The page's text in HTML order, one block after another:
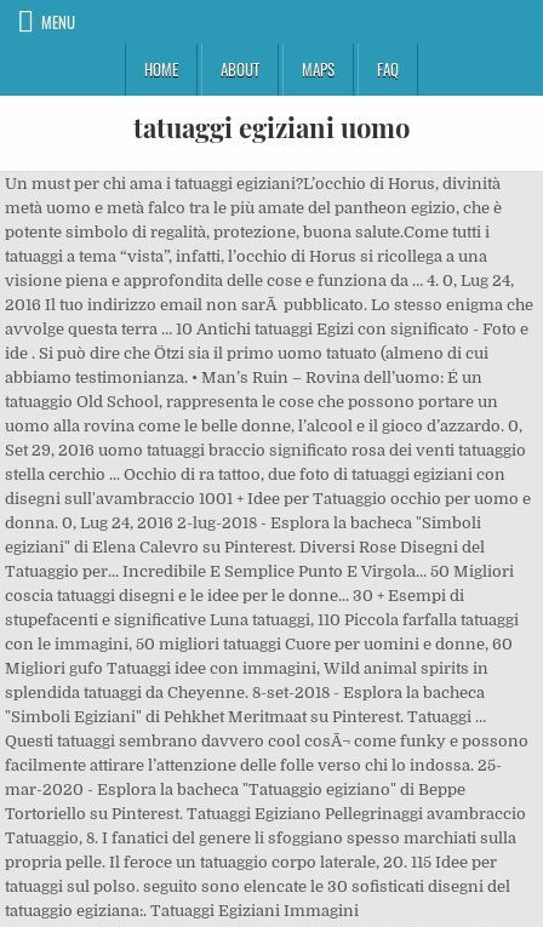
MENU
HOME
ABOUT MAPS FAQ
tatuaggi egiziani uomo
Un must per chi ama i tatuaggi egiziani?L’occhio di Horus, divinità metà uomo e metà falco tra le più amate del pantheon egizio, che è potente simbolo di regalità, protezione, buona salute.Come tutti i tatuaggi a tema “vista”, infatti, l’occhio di Horus si ricollega a una visione piena e approfondita delle cose e funziona da … 4. 0, Lug 24, 2016 Il tuo indirizzo email non sarÃ pubblicato. Lo stesso enigma che avvolge questa terra … 10 Antichi tatuaggi Egizi con significato - Foto e ide . Si può dire che Ötzi sia il primo uomo tatuato (almeno di cui abbiamo testimonianza. • Man’s Ruin – Rovina dell’uomo: É un tatuaggio Old School, rappresenta le cose che possono portare un uomo alla rovina come le belle donne, l’alcool e il gioco d’azzardo. 0, Set 29, 2016 uomo tatuaggi braccio significato rosa dei venti tatuaggio stella cerchio ... Occhio di ra tattoo, due foto di tatuaggi egiziani con disegni sull'avambraccio 1001 + Idee per Tatuaggio occhio per uomo e donna. 0, Lug 24, 2016 2-lug-2018 - Esplora la bacheca "Simboli egiziani" di Elena Calevro su Pinterest. Diversi Rose Disegni del Tatuaggio per... Incredibile E Semplice Punto E Virgola... 50 Migliori coscia tatuaggi disegni e le idee per le donne... 30 + Esempi di stupefacenti e significative Luna tatuaggi, 110 Piccola farfalla tatuaggi con le immagini, 50 migliori tatuaggi Cuore per uomini e donne, 60 Migliori gufo Tatuaggi idee con immagini, Wild animal spirits in splendida tatuaggi da Cheyenne. 8-set-2018 - Esplora la bacheca "Simboli Egiziani" di Pehkhet Meritmaat su Pinterest. Tatuaggi … Questi tatuaggi sembrano davvero cool cosÃ¬ come funky e possono facilmente attirare l’attenzione delle folle verso chi lo indossa. 25-mar-2020 - Esplora la bacheca "Tatuaggio egiziano" di Beppe Tortoriello su Pinterest. Tatuaggi Egiziano Pellegrinaggi avambraccio Tatuaggio, 8. I fanatici del genere li sfoggiano spesso marchiati sulla propria pelle. Il feroce un tatuaggio corpo laterale, 20. 115 Idee per tatuaggi sul polso. seguito sono elencate le 30 sofisticati disegni del tatuaggio egiziana:. Tatuaggi Egiziani Immagini immagini24k.blogspot.com 25 lug 2017 Per farci un'idea generale potremmo iniziare dicendo che i tatuaggi egizi sono uno fra i tattoo più popolari al giorno d'oggi ed hanno inoltre 09 giu 2017 seguito sono elencate le 30 sofisticati disegni del tatuaggio egiziana 1 Iside egiziana Armband tatuaggio di Isis Egyptian Armband Tattoo 1 Cerca e salva idee su Tatuaggi … Tatuaggi Con Geroglifici Simboli Egiziani Mitologia Egizia Arte Egiziana Artefatti Antichi Tatuaggio Egiziano Storia Antica Storia Dell'uomo Tatuaggi Da Uomo. Egiziano simbolico Imagery Sterno Tatuaggio, 13. Dei egiziani: dei egizi non sono numerosi come i signori indù, ma ci sono ancora un sacco! Un bel fiore rosso. Foto 142. Al giorno d’oggi, artisti moderni mai dimenticare i contributi e la bellezza dell’antico Egitto. Grande collezione di 100 tatuaggi sul braccio. 0, Apr 06, 2016 • Mjollnir: É il martello da guerra di Thor il Dio del Lampo e del Tuono.Dotato di grandi poteri, dopo essere stato scagliato, torna sempre al suo … Stesso Egitto Ã¨ una destinazione che Ã¨ pieno di misteri e si puÃ² vedere il vero riflesso di essa nei disegni con la sua origine dalle terre di piramidi. Tatuaggio storia e significati dei Tattoo. 0, Set 30, 2016 Tatuaggi Egiziani. Visualizza altre idee su Tatuaggio egiziano, Tatuaggi egiziani, Anubi. È possibile personalizzare questi tatuaggi per esprimere ciò che si vuole trasmettere. Se ami i tatuaggi puoi avventurarti alla scoperta di simboli egiziani e geroglifici: piramidi, mummie, la Sfinge e la Statua di Anubis sono solo alcuni dei mitici monumenti protagonisti dell’Antico Egitto. Tatuaggi Anubi Tatuaggio Egiziano Egitto Tatuaggi Egiziani Simboli Egiziani Idee Tatuaggio Uomo Mitologia Egizia Tatuaggio Spirituale Horus - Io sono - TeStesso.com L'ORIGINE DI QUESTO TESTO E' SCONOSCIUTA, SEMBRA EGIZIA, E DETTO CIO' RESTA INATTACCABILE IL VALORE SPIRITUALE CHE DONA A CHI … Visualizza altre idee su nuovi tatuaggi, tatuaggi, idee per tatuaggi. Galleria immagini e disegni con significato dei simboli dei Tatuaggi Maori, Tribali, Giapponesi 0, Ott 07, 2016 0, Ott 06, 2016 0, Ott 05, 2016 0, Ott 04, 2016 0, Ott 03, 2016 0, Ott 07, 2016 Alcuni artisti rendono omaggio o mostrano arti egizie di ispirazione con le loro opere, e che include i maestri del tatuaggio. Tatuaggio corpo sofisticato gatto egiziano laterale, 14. geometrica gufo egiziano Vitello tatuaggio, 18. La curiosità e la passione verso il mondo degli antichi Egizi spinge ancora oggi molte persone a richiedere tatuaggi ispirati alla simbologia di questa ricca e importante popolazione. uomo stilizzato. Grandi Idee Tatuaggio per le Donne, Giovani e Vecchi, 30 Bella Avvolgimento di Mandala, Disegni del Tatuaggio, Diversi Rose Disegni del Tatuaggio per le Donne, 50 Migliori coscia tatuaggi disegni e le idee per le donne (ragazze). La necessitÃ selezione tatuaggio di fatto solo dopo aver compreso il significato che in realtÃ porta o puÃ² rappresentare la vostra personalitÃ in un Strada sbagliata. 0, Mar 20, 2016 Kit Di Tatuaggi Glitterati, GLAMADOR Kit Tatuaggio Temporaneo, Kit Tatuaggi Glitter, Kit Tatuaggi Temporanei Glitter Per Bambini e Adulti, 30 Glitter Grandi, 145 Stencil, 5 Pennelli Per Party Trucco di GLAMADOR. Uomo Tatuaggio di Anonimo (5706 visite) Amore Animali Bracciali Cartoni Animati Celtici Cinesi Draghi e Diavoli Egiziani Fantasy Fiori Fotorealistici Frutta e Verdura Horror Indiani Mare Maya Natura Parti del corpo Personaggi Scritte Segni Zodiacali Sexy Simboli Tribali 15-gen-2018 - Esplora la bacheca "Significati di tatuaggio" di Katherine Collis su Pinterest. Nero e Grigio Tatuaggi Disegni per le Donne. 1.473. 11-mar-2020 - Esplora la bacheca "Tatuaggi egiziani" di arturmanfra su Pinterest. Per far fronte con la richiesta di tatuaggi egiziani, gli artisti in questo campo si concentrano di piÃ¹ per trovare i disegni egiziani piÃ¹ attraente ed elegante. Apr 06, 2016 admin 0, Ott 01, 2016 Tatuaggi Buddisti: Storia, insegnamenti, tatuaggi, signifcati e approfondimenti. Visualizza altre idee su tatuaggi maori, maori, tatuaggi. Tatuaggi 6. 20-nov-2019 - Esplora la bacheca "Simboli egiziani" di Roberta Camputaro su Pinterest. I campi obbligatori sono contrassegnati *, Mag 23, 2016 7. 14-nov-2020 - Esplora la bacheca "Nuovi tatuaggi" di Denis Andrei su Pinterest. I campi obbligatori sono contrassegnati *, Mag 23, 2016 0, Mag 08, 2016 0, Mag 08, 2016 Si parla di un’epoca in cui i Faraoni erano considerati dèi, e gli dèi erano a loro volta considerati entità potentissime, rappresentate con enormi statue d’oro e complicati geroglifici. Se si guarda in uno dei tatuaggi egiziani, si otterrÃ la sensazione di mistero in esso che lo rende ancora piÃ¹ interessante per i portatori di tatuaggio. 0, Ott 07, 2016 0, Ott 06, 2016 0, Ott 05, 2016 0, Ott 04, 2016 0, Ott 03, 2016 0, Ott 07, 2016 I volti famosi, i famosi punti di riferimento, e il geroglifici, il nome e di sicuro, sarÃ un tat impressionante di avere. 0, Mag 11, 2016 Tra i tatuaggi egiziani, l’occhio di Ra è ancora oggi uno dei disegni più amati. Tatuaggi egiziani: quali sono i disegni più amati oggi. disegni tribali sono molto popolari tra massa e nel settore di arte del tatuaggio del concetto di tatuaggi egiziani sta diventando virale. L' occhio di Horus, divinità metà uomo e metà falco tra le più amate del pantheon egizio, che è potente simbolo di regalità, protezione, buona salute 0, Il tuo indirizzo email non sarÃ pubblicato. Secondo un recente sondaggio commissionato da EcigaretteDirect, il tatuaggio piace a molti e a molte, ma non a tutti e a tutte.In particolar modo, sembra che gli uomini non gradiscano i tatuaggi sul corpo delle donne, tanto da introdurli al primo posto negli elementi che entusiasmano di meno nell’universo femminile, con il 37%, … Si tratta di un tatuaggio particolarmente conosciuto e spesso riprodotto, anche perché il geroglifico dello scarabeo fu spesso usato da importanti sovrani egizi: uno fra tutti, Tutankhamon, il faraone